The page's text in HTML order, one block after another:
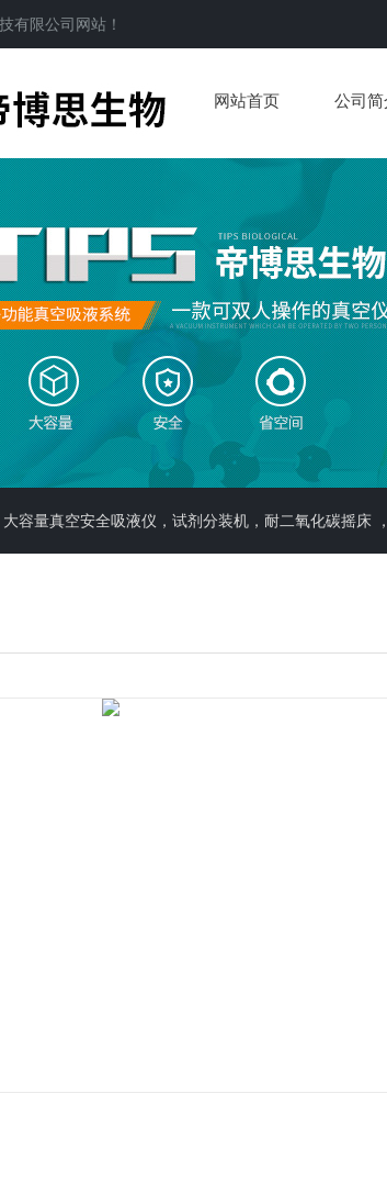
有限公司 网站！
网站首页 公司简
容量真空安全吸液仪，试剂分装机，耐二氧化碳摇床